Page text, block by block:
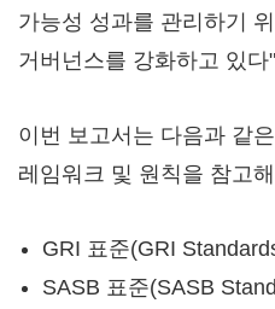
가능성 성과를 관리하기
거버넌스를 강화하고 있다
이번 보고서는 다음과 같
레임워크 및 원칙을 참고
GRI 표준(GRI
SASB 표준(SASB